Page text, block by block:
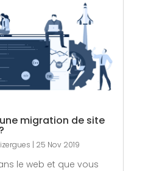
migration de site
| 25 Nov 2019
le web et que vous